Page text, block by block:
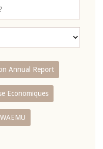
Annual Report
Economiques